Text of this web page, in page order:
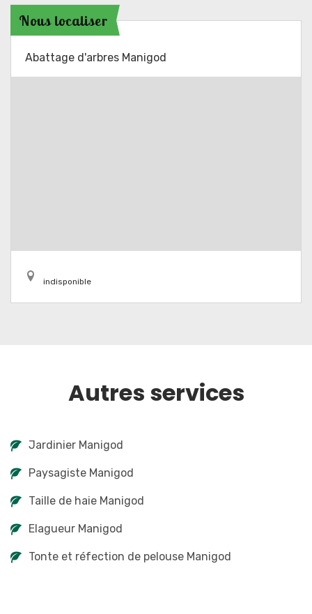
Nous localiser
Abattage d'arbres Manigod
indisponible
Autres services
Jardinier Manigod
Paysagiste Manigod
Taille de haie Manigod
Elagueur Manigod
Tonte et réfection de pelouse Manigod